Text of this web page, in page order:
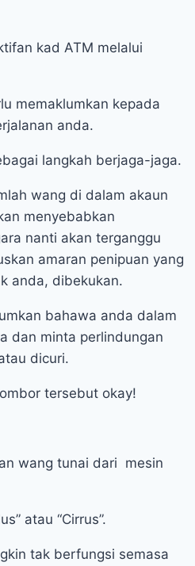
kad ATM melalui
memaklumkan kepada
anda.
langkah berjaga-jaga.
wang di dalam akaun
menyebabkan
nanti akan terganggu
amaran penipuan yang
anda, dibekukan.
bahawa anda dalam
dan minta perlindungan
dicuri.
tersebut okay!
wang tunai dari mesin
atau “Cirrus”.
tak berfungsi semasa